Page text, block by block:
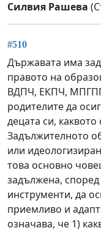
Силвия Рашева
#510
Държавата има
правото на
ВДПЧ, ЕКПЧ,
родителите да
децата си, каквото
Задължителното
или
това основно
задължена,
инструменти, да
приемливо и
означава, че 1)